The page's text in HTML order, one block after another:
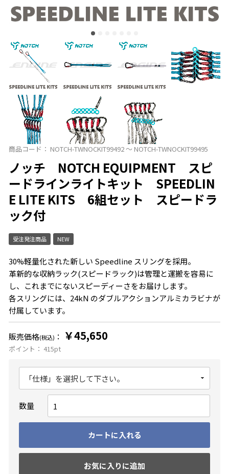
商品コード： NOTCH-TWNOCKIT99492 ～ NOTCH-TWNOCKIT99495
ノッチ NOTCH EQUIPMENT スピ
ードラインライトキット SPEEDLIN
E LITE KITS 6組セット スピードラ
ック付
受注発注商品 NEW
30%軽量化された新しい Speedline スリングを採用。
革新的な収納ラック(スピードラック)は管理と運搬を容易に
し、これまでにないスピーディーさをお届けします。
各スリングには、24kN のダブルアクションアルミカラビナが
付属しています。
販売価格(税込) ： ￥45,650
ポイント： 415pt
数量
カートに入れる
お気に入りに追加